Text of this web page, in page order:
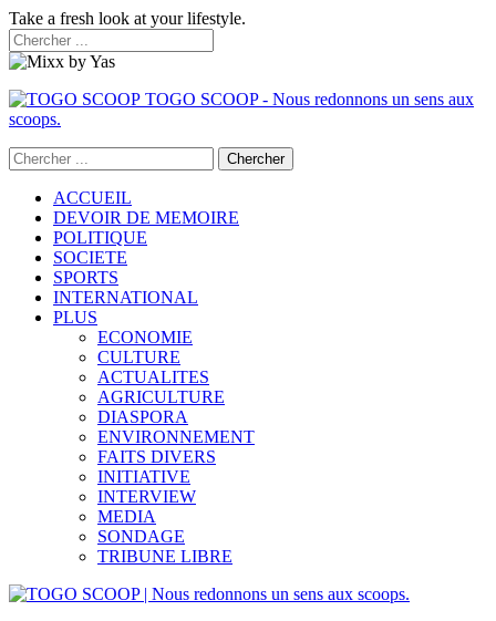
Take a fresh look at your lifestyle.
TOGO SCOOP - Nous redonnons un sens aux
scoops.
ACCUEIL
DEVOIR DE MEMOIRE
POLITIQUE
SOCIETE
SPORTS
INTERNATIONAL
PLUS
ECONOMIE
CULTURE
ACTUALITES
AGRICULTURE
DIASPORA
ENVIRONNEMENT
FAITS DIVERS
INITIATIVE
INTERVIEW
MEDIA
SONDAGE
TRIBUNE LIBRE